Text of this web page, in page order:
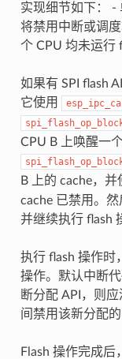
实现细节如下： -
将禁用中断或调
个 CPU 均未运行
如果有 SPI flash
它使用
CPU B 上唤醒一
B 上的 cache，并
cache 已禁用。
并继续执行 flash
执行 flash 操作时
操作。默认中断
断分配 API，则
间禁用该新分配的
Flash 操作完成后